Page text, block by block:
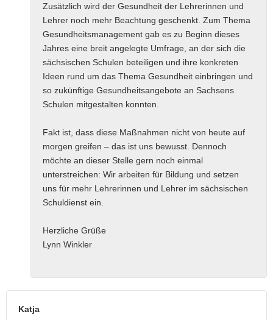
Zusätzlich wird der Gesundheit der Lehrerinnen und
Lehrer noch mehr Beachtung geschenkt. Zum Thema
Gesundheitsmanagement gab es zu Beginn dieses
Jahres eine breit angelegte Umfrage, an der sich die
sächsischen Schulen beteiligen und ihre konkreten
Ideen rund um das Thema Gesundheit einbringen und
so zukünftige Gesundheitsangebote an Sachsens
Schulen mitgestalten konnten.
Fakt ist, dass diese Maßnahmen nicht von heute auf
morgen greifen – das ist uns bewusst. Dennoch
möchte an dieser Stelle gern noch einmal
unterstreichen: Wir arbeiten für Bildung und setzen
uns für mehr Lehrerinnen und Lehrer im sächsischen
Schuldienst ein.
Herzliche Grüße
Lynn Winkler
Katja